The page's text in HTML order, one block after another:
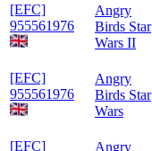
[EFC]
955561976
Angry
Birds Star
Wars II
[EFC]
955561976
Angry
Birds Star
Wars
[EFC]
Angry